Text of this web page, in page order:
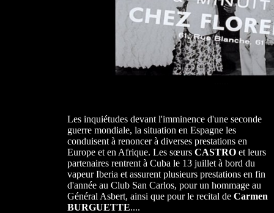
Les inquiétudes devant l'imminence d'une seconde
guerre mondiale, la situation en Espagne les
conduisent à renoncer à diverses prestations en
Europe et en Afrique. Les sœurs CASTROet leurs
partenaires rentrent à Cuba le 13 juillet à bord du
vapeur Iberia et assurent plusieurs prestations en fin
d'année au Club San Carlos, pour un hommage au
Général Asbert, ainsi que pour le recital de Carmen
BURGUETTE....